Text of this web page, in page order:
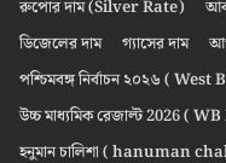
রুপোর দাম (Silver Rate)
ডিজেলের দাম
গ্যাসের দাম
পশ্চিমবঙ্গ নির্বাচন ২০২৬ (
উচ্চ মাধ্যমিক রেজাল্ট 2026 (
হনুমান চালিশা ( hanuman